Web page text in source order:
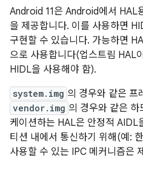
Android 11은 Android에서 HAL
을 제공합니다. 이를 사용하면
구현할 수 있습니다. 가능하면
으로 사용합니다(업스트림 HAL
HIDL을 사용해야 함).
system.img 의 경우와 같은 프
vendor.img 의 경우와 같은 하
케이션하는 HAL은 안정적 AIDL
티션 내에서 통신하기 위해(예:
사용할 수 있는 IPC 메커니즘은